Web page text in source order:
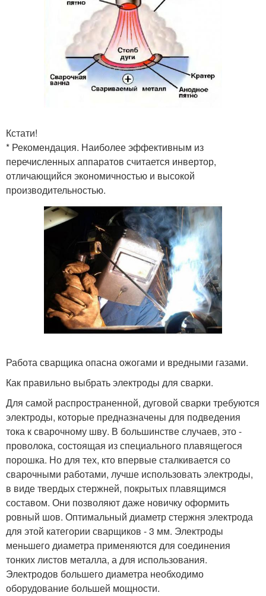
Кстати!
* Рекомендация. Наиболее эффективным из
перечисленных аппаратов считается инвертор,
отличающийся экономичностью и высокой
производительностью.
Работа сварщика опасна ожогами и вредными газами.
Как правильно выбрать электроды для сварки.
Для самой распространенной, дуговой сварки требуются
электроды, которые предназначены для подведения
тока к сварочному шву. В большинстве случаев, это -
проволока, состоящая из специального плавящегося
порошка. Но для тех, кто впервые сталкивается со
сварочными работами, лучше использовать электроды,
в виде твердых стержней, покрытых плавящимся
составом. Они позволяют даже новичку оформить
ровный шов. Оптимальный диаметр стержня электрода
для этой категории сварщиков - 3 мм. Электроды
меньшего диаметра применяются для соединения
тонких листов металла, а для использования.
Электродов большего диаметра необходимо
оборудование большей мощности.